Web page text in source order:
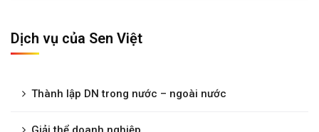
Dịch vụ của Sen Việt
Thành lập DN trong nước – ngoài nước